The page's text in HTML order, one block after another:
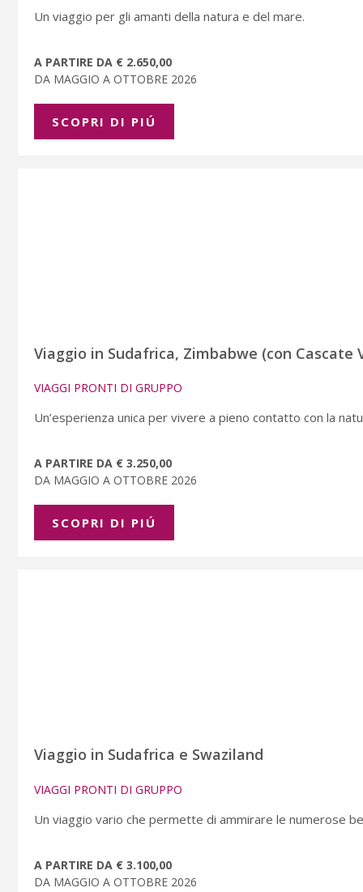
Un viaggio per gli amanti della natura e del mare.
A PARTIRE DA € 2.650,00
DA MAGGIO A OTTOBRE 2026
SCOPRI DI PIÚ
Viaggio in Sudafrica, Zimbabwe (con
VIAGGI PRONTI DI GRUPPO
Un’esperienza unica per vivere a pieno contatto con la
A PARTIRE DA € 3.250,00
DA MAGGIO A OTTOBRE 2026
SCOPRI DI PIÚ
Viaggio in Sudafrica e Swaziland
VIAGGI PRONTI DI GRUPPO
Un viaggio vario che permette di ammirare le numerose
A PARTIRE DA € 3.100,00
DA MAGGIO A OTTOBRE 2026